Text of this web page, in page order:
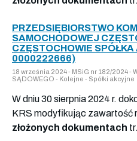
PRZEDSIĘBIORSTWO
SAMOCHODOWEJ
CZĘSTOCHOWIE SPÓŁKA
0000222666)
18 września 2024 - MSiG nr 182/2024 -
SĄDOWEGO - Kolejne - Spółki akcyjne
W dniu 30 sierpnia 2024 r.
KRS modyfikując zawartość
złożonych dokumentach